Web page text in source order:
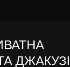
ДЖАКУЗІ